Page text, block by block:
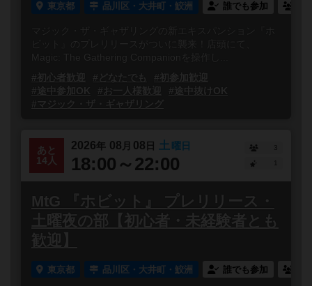
東京都 品川区・大井町・鮫洲 誰でも参加
マジック・ザ・ギャザリングの新エキスパンション『ホ
ビット』のプレリリースがついに襲来！店頭にて、
Magic: The Gathering Companionを操作し...
#初心者歓迎
#どなたでも
#初参加歓迎
#途中参加OK
#お一人様歓迎
#途中抜けOK
#マジック・ザ・ギャザリング
あと
14人
2026年 08 月 08 日 土 曜日
18:00～22:00
3
1
MtG 『ホビット』 プレリリース・
土曜夜の部【初心者・未経験者とも
歓迎】
東京都 品川区・大井町・鮫洲 誰でも参加